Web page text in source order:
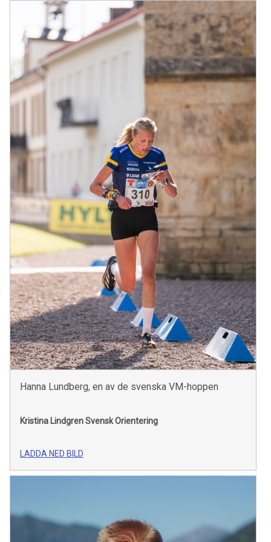
Hanna Lundberg, en av de svenska VM-hoppen
Kristina LindgrenSvensk Orientering
LADDA NED BILD